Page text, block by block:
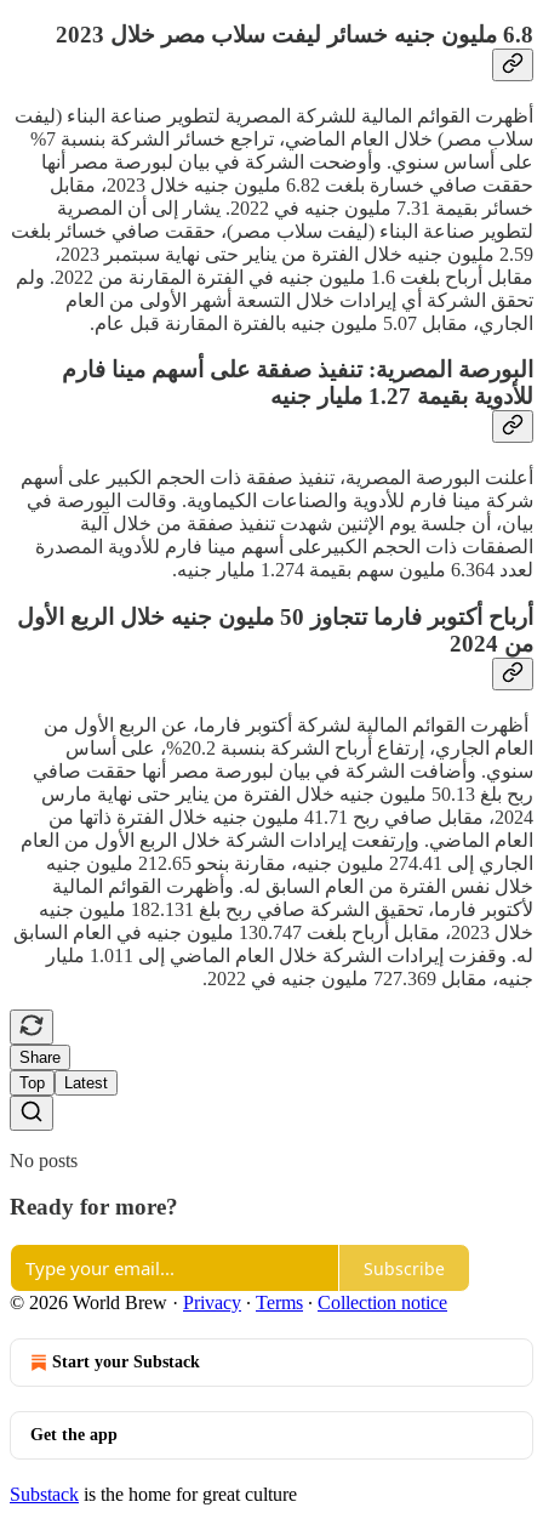
6.8 مليون جنيه خسائر ليفت سلاب مصر خلال 2023
أظهرت القوائم المالية للشركة المصرية لتطوير صناعة البناء (ليفت
سلاب مصر) خلال العام الماضي، تراجع خسائر الشركة بنسبة 7%
على أساس سنوي. وأوضحت الشركة في بيان لبورصة مصر أنها
حققت صافي خسارة بلغت 6.82 مليون جنيه خلال 2023، مقابل
خسائر بقيمة 7.31 مليون جنيه في 2022. يشار إلى أن المصرية
لتطوير صناعة البناء (ليفت سلاب مصر)، حققت صافي خسائر بلغت
2.59 مليون جنيه خلال الفترة من يناير حتى نهاية سبتمبر 2023،
مقابل أرباح بلغت 1.6 مليون جنيه في الفترة المقارنة من 2022. ولم
تحقق الشركة أي إيرادات خلال التسعة أشهر الأولى من العام
الجاري، مقابل 5.07 مليون جنيه بالفترة المقارنة قبل عام.
البورصة المصرية: تنفيذ صفقة على أسهم مينا فارم
للأدوية بقيمة 1.27 مليار جنيه
أعلنت البورصة المصرية، تنفيذ صفقة ذات الحجم الكبير على أسهم
شركة مينا فارم للأدوية والصناعات الكيماوية. وقالت البورصة في
بيان، أن جلسة يوم الإثنين شهدت تنفيذ صفقة من خلال آلية
الصفقات ذات الحجم الكبيرعلى أسهم مينا فارم للأدوية المصدرة
لعدد 6.364 مليون سهم بقيمة 1.274 مليار جنيه.
أرباح أكتوبر فارما تتجاوز 50 مليون جنيه خلال الربع الأول
من 2024
أظهرت القوائم المالية لشركة أكتوبر فارما، عن الربع الأول من
العام الجاري، إرتفاع أرباح الشركة بنسبة 20.2%، على أساس
سنوي. وأضافت الشركة في بيان لبورصة مصر أنها حققت صافي
ربح بلغ 50.13 مليون جنيه خلال الفترة من يناير حتى نهاية مارس
2024، مقابل صافي ربح 41.71 مليون جنيه خلال الفترة ذاتها من
العام الماضي. وإرتفعت إيرادات الشركة خلال الربع الأول من العام
الجاري إلى 274.41 مليون جنيه، مقارنة بنحو 212.65 مليون جنيه
خلال نفس الفترة من العام السابق له. وأظهرت القوائم المالية
لأكتوبر فارما، تحقيق الشركة صافي ربح بلغ 182.131 مليون جنيه
خلال 2023، مقابل أرباح بلغت 130.747 مليون جنيه في العام السابق
له. وقفزت إيرادات الشركة خلال العام الماضي إلى 1.011 مليار
جنيه، مقابل 727.369 مليون جنيه في 2022.
Share
Top
Latest
No posts
Ready for more?
Subscribe
© 2026 World Brew · Privacy ∙ Terms ∙ Collection notice
Start your Substack
Get the app
Substack is the home for great culture